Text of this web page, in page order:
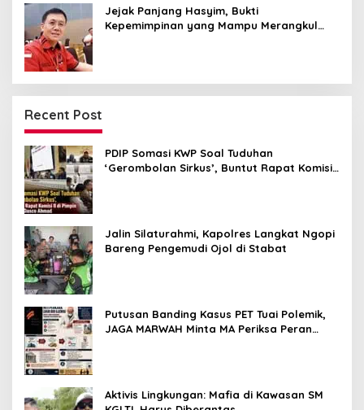
Jejak Panjang Hasyim, Bukti
Kepemimpinan yang Mampu Merangkul
Recent Post
PDIP Somasi KWP Soal Tuduhan
‘Gerombolan Sirkus’, Buntut Rapat Komisi
Jalin Silaturahmi, Kapolres Langkat Ngopi
Bareng Pengemudi Ojol di Stabat
Putusan Banding Kasus PET Tuai Polemik,
JAGA MARWAH Minta MA Periksa Peran
Aktivis Lingkungan: Mafia di Kawasan SM